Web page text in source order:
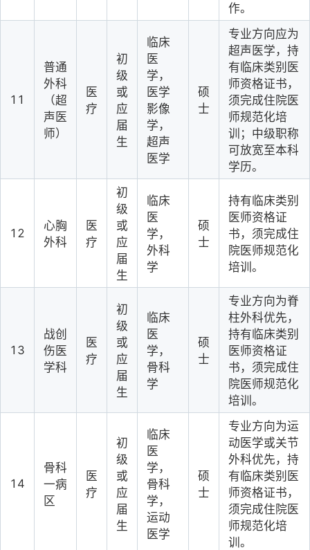
作。
11
普通
外科
（超
声医
师）
医
疗
初
级
或
应
届
生
临床
医
学，
医学
影像
学，
超声
医学
硕
士
专业方向应为
超声医学，持
有临床类别医
师资格证书，
须完成住院医
师规范化培
训；中级职称
可放宽至本科
学历。
12
心胸
外科
医
疗
初
级
或
应
届
生
临床
医
学，
外科
学
硕
士
持有临床类别
医师资格证
书，须完成住
院医师规范化
培训。
13
战创
伤医
学科
医
疗
初
级
或
应
届
生
临床
医
学，
骨科
学
硕
士
专业方向为脊
柱外科优先，
持有临床类别
医师资格证
书，须完成住
院医师规范化
培训。
14
骨科
一病
区
医
疗
初
级
或
应
届
生
临床
医
学，
骨科
学，
运动
医学
硕
士
专业方向为运
动医学或关节
外科优先，持
有临床类别医
师资格证书，
须完成住院医
师规范化培
训。